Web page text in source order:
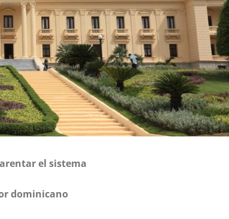
el sistema
dominicano